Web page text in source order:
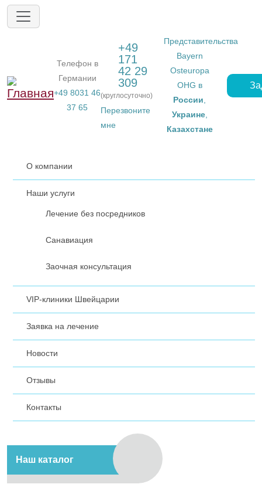
Перейти к основному содержанию
Телефон в
Германии
+49 8031 46
37 65
+49
171
42 29
309
(круглосуточно)
Перезвоните
мне
Представительства
Bayern
Osteuropa
OHG в
России
Украине,
Казахстане
О компании
Наши услуги
Лечение без посредников
Санавиация
Заочная консультация
VIP-клиники Швейцарии
Заявка на лечение
Новости
Отзывы
Контакты
Наш каталог